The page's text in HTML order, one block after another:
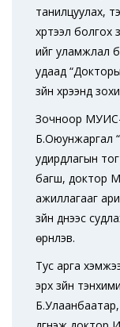
танилцуулах,
хүртээл
ийг уламжлал
удаад
зүйн хүрээнд
Зочноор МУИС-
Б.Оюунжаргал
удирдлагын
багш, доктор
ажиллагааг
зүйн үүднээс
өрнүүлэв.
Тус арга
эрх зүйн